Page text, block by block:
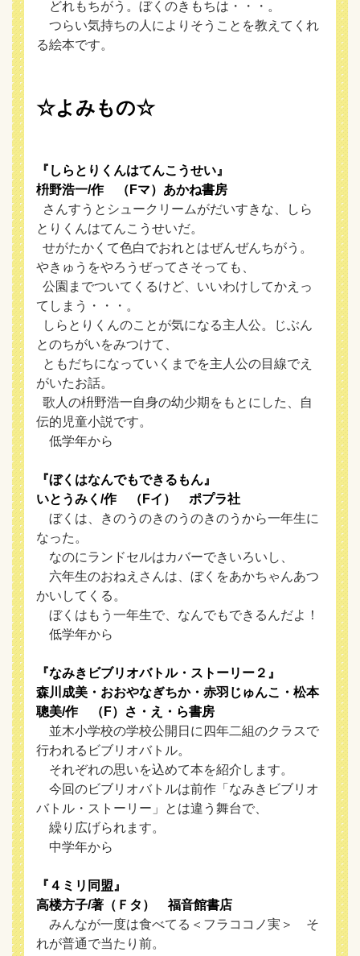
どれもちがう。ぼくのきもちは・・・。
つらい気持ちの人によりそうことを教えてくれ
る絵本です。
☆よみもの☆
『しらとりくんはてんこうせい』
枡野浩一/作 （Fマ）あかね書房
さんすうとシュークリームがだいすきな、しら
とりくんはてんこうせいだ。
せがたかくて色白でおれとはぜんぜんちがう。
やきゅうをやろうぜってさそっても、
公園までついてくるけど、いいわけしてかえっ
てしまう・・・。
しらとりくんのことが気になる主人公。じぶん
とのちがいをみつけて、
ともだちになっていくまでを主人公の目線でえ
がいたお話。
歌人の枡野浩一自身の幼少期をもとにした、自
伝的児童小説です。
低学年から
『ぼくはなんでもできるもん』
いとうみく/作 （Fイ） ポプラ社
ぼくは、きのうのきのうのきのうから一年生に
なった。
なのにランドセルはカバーできいろいし、
六年生のおねえさんは、ぼくをあかちゃんあつ
かいしてくる。
ぼくはもう一年生で、なんでもできるんだよ！
低学年から
『なみきビブリオバトル・ストーリー２』
森川成美・おおやなぎちか・赤羽じゅんこ・松本
聰美/作 （F）さ・え・ら書房
並木小学校の学校公開日に四年二組のクラスで
行われるビブリオバトル。
それぞれの思いを込めて本を紹介します。
今回のビブリオバトルは前作「なみきビブリオ
バトル・ストーリー」とは違う舞台で、
繰り広げられます。
中学年から
『４ミリ同盟』
高楼方子/著（Ｆタ） 福音館書店
みんなが一度は食べてる＜フラココノ実＞ そ
れが普通で当たり前。